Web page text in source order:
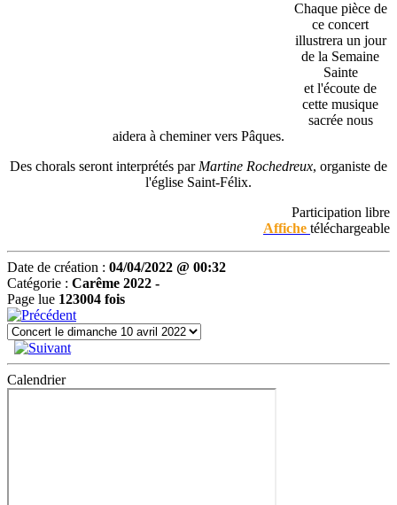
Chaque pièce de
ce concert
illustrera un jour
de la Semaine
Sainte
et l'écoute de
cette musique
sacrée nous
aidera à cheminer vers Pâques.
Des chorals seront interprétés par Martine Rochedreux, organiste de
l'église Saint-Félix.
Participation libre
Affiche téléchargeable
Date de création : 04/04/2022 @ 00:32
Catégorie : Carême 2022 -
Page lue 123004 fois
Calendrier